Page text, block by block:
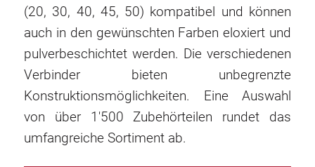
(20, 30, 40, 45, 50) kompatibel und können
auch in den gewünschten Farben eloxiert und
pulverbeschichtet werden. Die verschiedenen
Verbinder bieten unbegrenzte
Konstruktionsmöglichkeiten. Eine Auswahl
von über 1'500 Zubehörteilen rundet das
umfangreiche Sortiment ab.